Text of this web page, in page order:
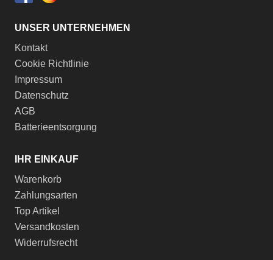
UNSER UNTERNEHMEN
Kontakt
Cookie Richtlinie
Impressum
Datenschutz
AGB
Batterieentsorgung
IHR EINKAUF
Warenkorb
Zahlungsarten
Top Artikel
Versandkosten
Widerrufsrecht